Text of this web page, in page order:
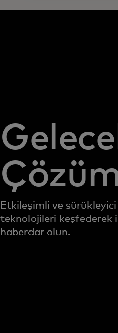
Etkileşimli ve
teknolojileri keşfederek
haberdar olun.